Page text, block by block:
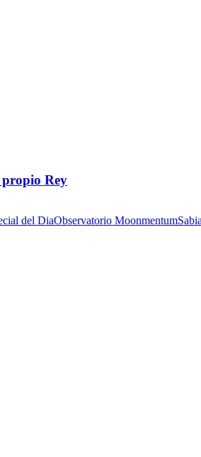
propio Rey
del DiaObservatorio Moonmentum